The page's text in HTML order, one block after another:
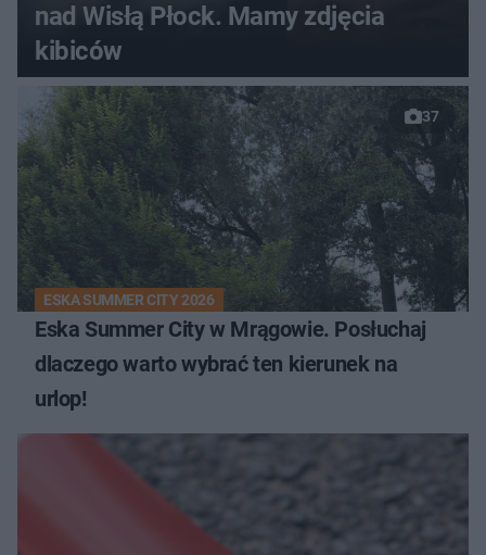
nad Wisłą Płock. Mamy zdjęcia
kibiców
37
ESKA SUMMER CITY 2026
Eska Summer City w Mrągowie. Posłuchaj
dlaczego warto wybrać ten kierunek na
urlop!